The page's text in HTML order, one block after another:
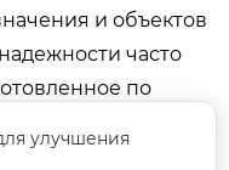
и объектов
часто
по
пожарной
улучшения